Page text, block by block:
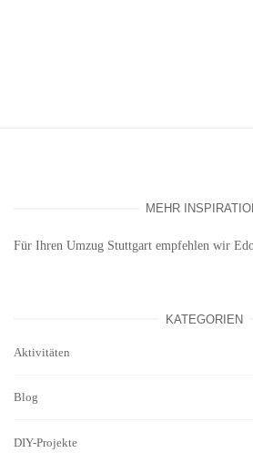
MEHR
Für Ihren Umzug Stuttgart empfehlen wir
KATEGORIEN
Aktivitäten
Blog
DIY-Projekte